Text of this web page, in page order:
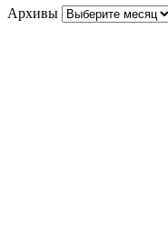
Архивы